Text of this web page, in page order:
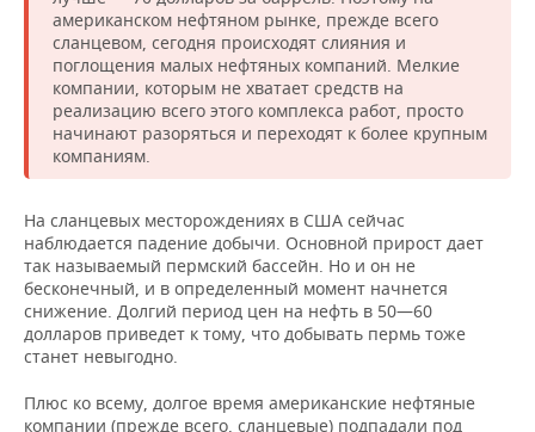
американском нефтяном рынке, прежде всего
сланцевом, сегодня происходят слияния и
поглощения малых нефтяных компаний. Мелкие
компании, которым не хватает средств на
реализацию всего этого комплекса работ, просто
начинают разоряться и переходят к более крупным
компаниям.
На сланцевых месторождениях в США сейчас
наблюдается падение добычи. Основной прирост дает
так называемый пермский бассейн. Но и он не
бесконечный, и в определенный момент начнется
снижение. Долгий период цен на нефть в 50—60
долларов приведет к тому, что добывать пермь тоже
станет невыгодно.
Плюс ко всему, долгое время американские нефтяные
компании (прежде всего, сланцевые) подпадали под